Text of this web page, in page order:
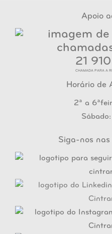
Apoio
21
CHAMADA PARA A
Horário de
2ª a
Siga-nos nas